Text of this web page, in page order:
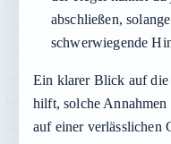
abschließen,
schwerwiegende
Ein klarer Blick auf die
hilft, solche Annahmen
auf einer verlässlichen